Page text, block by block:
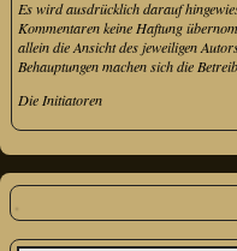
Es wird ausdrücklich darauf
Kommentaren keine Haftung
allein die Ansicht des jeweiligen
Behauptungen machen sich die
Die Initiatoren